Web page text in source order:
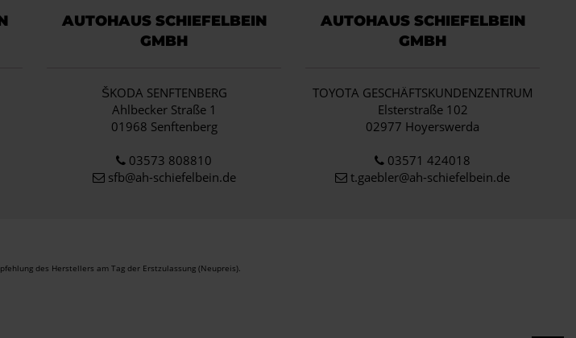
AUTOHAUS SCHIEFELBEIN
GMBH
ŠKODA SENFTENBERG
Ahlbecker Straße 1
01968 Senftenberg
03573 808810
sfb@ah-schiefelbein.de
AUTOHAUS SCHIEFELBEIN
GMBH
TOYOTA GESCHÄFTSKUNDENZENTRUM
Elsterstraße 102
02977 Hoyerswerda
03571 424018
t.gaebler@ah-schiefelbein.de
des Herstellers am Tag der Erstzulassung (Neupreis).